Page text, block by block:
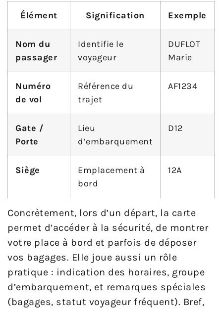
Élément Signification Exemple
Nom du
passager
Identifie le
voyageur
DUFLOT
Marie
Numéro
de vol
Référence du
trajet
AF1234
Gate /
Porte
Lieu
d’embarquement
D12
Siège
Emplacement à
bord
12A
Concrètement, lors d’un départ, la carte
permet d’accéder à la sécurité, de montrer
votre place à bord et parfois de déposer
vos bagages. Elle joue aussi un rôle
pratique : indication des horaires, groupe
d’embarquement, et remarques spéciales
(bagages, statut voyageur fréquent). Bref,